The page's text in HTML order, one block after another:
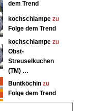
dem Trend
kochschlampe zu
Folge dem Trend
kochschlampe zu
Obst-
Streuselkuchen
(TM) …
Buntköchin zu
Folge dem Trend